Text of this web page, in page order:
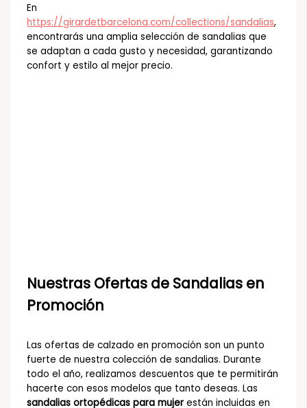
En
https://girardetbarcelona.com/collections/sandalias,
encontrarás una amplia selección de sandalias que
se adaptan a cada gusto y necesidad, garantizando
confort y estilo al mejor precio.
Nuestras Ofertas de Sandalias en
Promoción
Las ofertas de calzado en promoción son un punto
fuerte de nuestra colección de sandalias. Durante
todo el año, realizamos descuentos que te permitirán
hacerte con esos modelos que tanto deseas. Las
sandalias ortopédicas para mujer están incluidas en